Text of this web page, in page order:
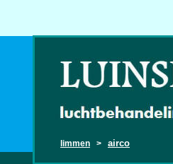
limmen > airco